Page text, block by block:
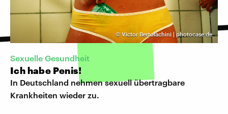
© Victor Bertolachini | photocase.de
Sexuelle Gesundheit
Ich habe Penis!
In Deutschland nehmen sexuell übertragbare
Krankheiten wieder zu.